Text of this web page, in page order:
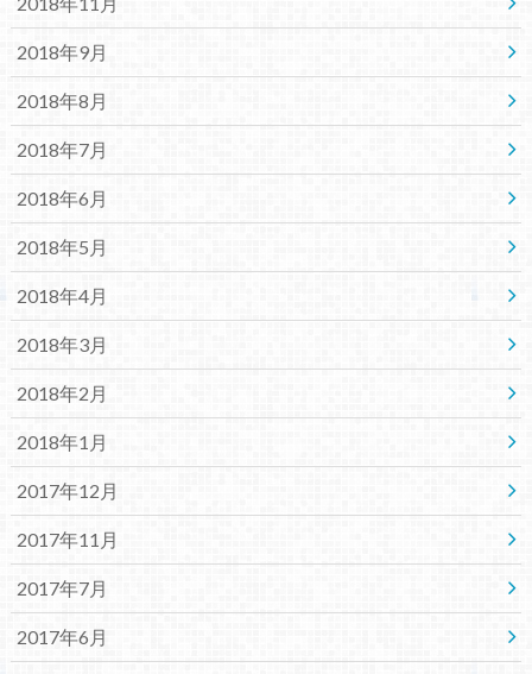
2018年9月
2018年8月
2018年7月
2018年6月
2018年5月
2018年4月
2018年3月
2018年2月
2018年1月
2017年12月
2017年11月
2017年7月
2017年6月